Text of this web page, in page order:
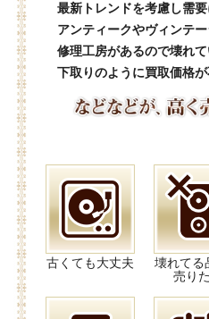
最新トレンドを考慮し需要
アンティークやヴィンテ
修理工房があるので壊れて
下取りのように買取価格が
古くても大丈夫
壊れてる
売り